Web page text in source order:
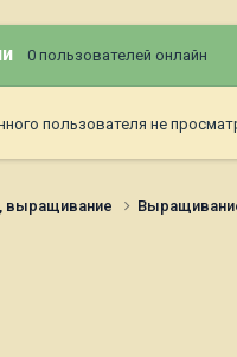
0 пользователей онлайн
пользователя не
выращивание